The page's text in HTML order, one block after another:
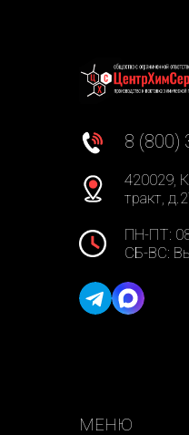
8 (800)
420029,
тракт,
ПН-ПТ:
СБ-ВС:
МЕНЮ